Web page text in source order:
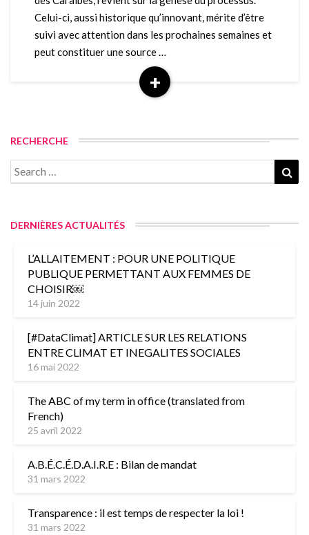
Celui-ci, aussi historique qu’innovant, mérite d’être
suivi avec attention dans les prochaines semaines et
peut constituer une source …
+
Read
RECHERCHE
Search
for:
DERNIÈRES ACTUALITÉS
L’ALLAITEMENT : POUR UNE POLITIQUE
PUBLIQUE PERMETTANT AUX FEMMES DE
CHOISIR￼
14 juin 2022
[#DataClimat] ARTICLE SUR LES RELATIONS
ENTRE CLIMAT ET INEGALITES SOCIALES
16 mai 2022
The ABC of my term in office (translated from
French)
25 avril 2022
A.B.É.C.É.D.A.I.R.E : Bilan de mandat
31 mars 2022
Transparence : il est temps de respecter la loi !
31 mars 2022